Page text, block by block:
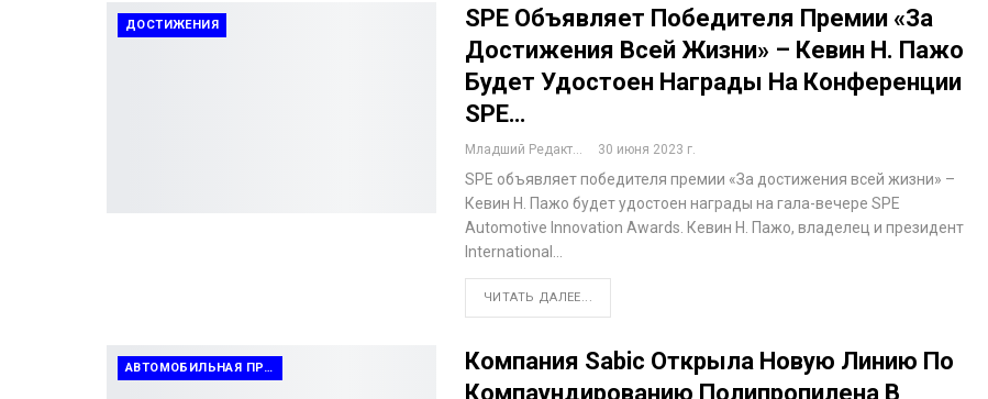
ДОСТИЖЕНИЯ
SPE Объявляет Победителя Премии «За
Достижения Всей Жизни» – Кевин Н. Пажо
Будет Удостоен Награды На Конференции
SPE…
Младший Редактор 30 июня 2023 г.
SPE объявляет победителя премии «За достижения всей жизни» –
Кевин Н. Пажо будет удостоен награды на гала-вечере SPE
Automotive Innovation Awards. Кевин Н. Пажо, владелец и президент
International…
ЧИТАТЬ ДАЛЕЕ...
АВТОМОБИЛЬНАЯ ПРОМЫШЛЕННОСТЬ
Компания Sabic Открыла Новую Линию По
Компаундированию Полипропилена В